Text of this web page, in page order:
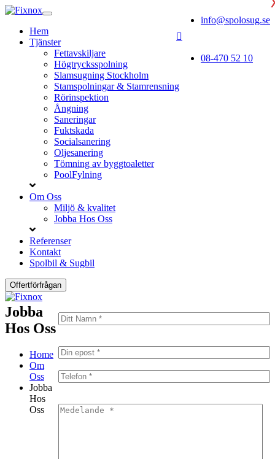
info@spolosug.se
08-470 52 10
Hem
Tjänster
Fettavskiljare
Högtrycksspolning
Slamsugning Stockholm
Stamspolningar & Stamrensning
Rörinspektion
Ångning
Saneringar
Fuktskada
Socialsanering
Oljesanering
Tömning av byggtoaletter
PoolFylning
Om Oss
Miljö & kvalitet
Jobba Hos Oss
Referenser
Kontakt
Spolbil & Sugbil
Offertförfrågan
Jobba
Hos Oss
Home
Om
Oss
Jobba
Hos
Oss